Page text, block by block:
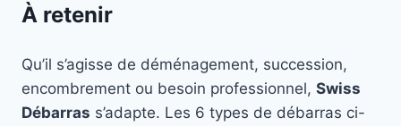
À retenir
Qu’il s’agisse de déménagement, succession,
encombrement ou besoin professionnel, Swiss
Débarras s’adapte. Les 6 types de débarras ci-